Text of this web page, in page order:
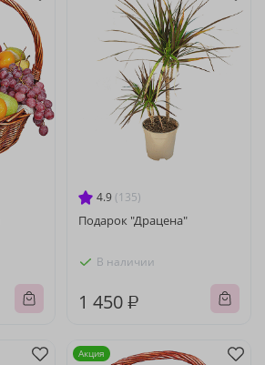
4.9 (135)
Подарок "Драцена"
В наличии
1 450 ₽
Акция